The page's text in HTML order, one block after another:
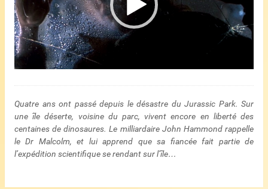
Quatre ans ont passé depuis le désastre du Jurassic Park. Sur
une île déserte, voisine du parc, vivent encore en liberté des
centaines de dinosaures. Le milliardaire John Hammond rappelle
le Dr Malcolm, et lui apprend que sa fiancée fait partie de
l’expédition scientifique se rendant sur l’île…